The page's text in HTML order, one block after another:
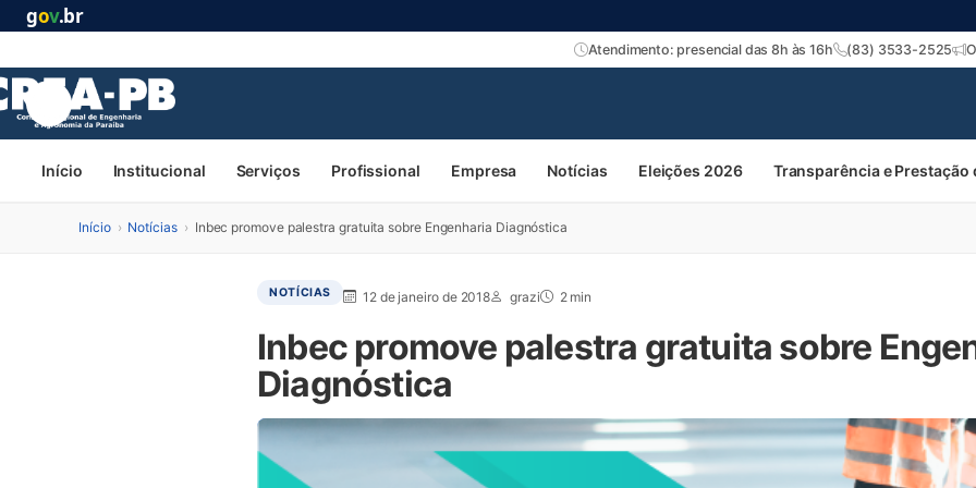
gov.br
Atendimento: presencial das 8h às 16h (83) 3533-2525
Início Institucional Serviços Profissional Empresa Notícias Eleições 2026 Transparência e Prestação
Início › Notícias › Inbec promove palestra gratuita sobre Engenharia Diagnóstica
NOTÍCIAS 12 de janeiro de 2018 grazi 2 min
Inbec promove palestra gratuita sobre
Diagnóstica